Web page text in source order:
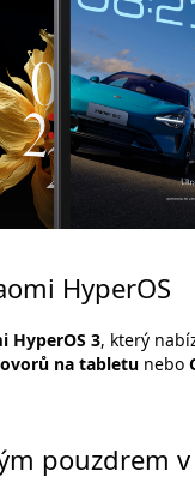
HyperOS
HyperOS 3, který
na tabletu nebo
pouzdrem